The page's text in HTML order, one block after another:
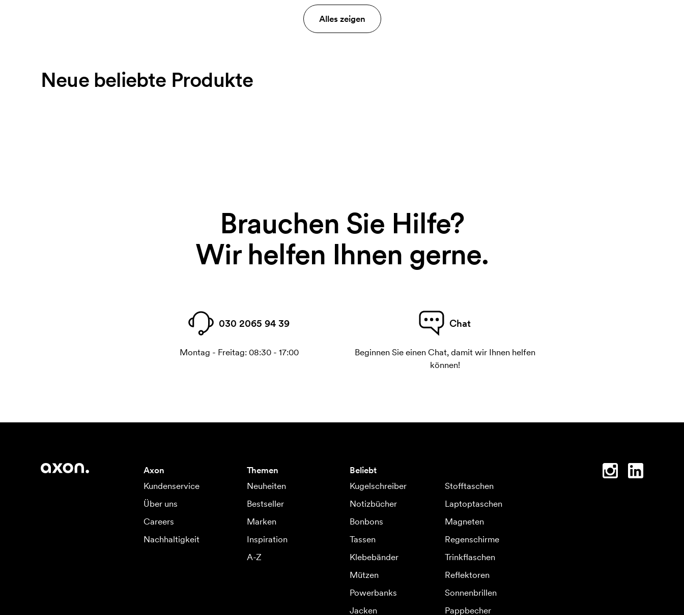
Alles zeigen
Neue beliebte Produkte
Brauchen Sie Hilfe?
Wir helfen Ihnen gerne.
030 2065 94 39
Montag - Freitag: 08:30 - 17:00
Chat
Beginnen Sie einen Chat, damit wir Ihnen helfen
können!
Axon
Kundenservice
Über uns
Careers
Nachhaltigkeit
Themen
Neuheiten
Bestseller
Marken
Inspiration
A-Z
Beliebt
Kugelschreiber
Stofftaschen
Notizbücher
Laptoptaschen
Bonbons
Magneten
Tassen
Regenschirme
Klebebänder
Trinkflaschen
Mützen
Reflektoren
Powerbanks
Sonnenbrillen
Jacken
Pappbecher